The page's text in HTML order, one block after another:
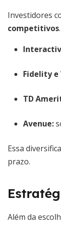
Investidores
competitivos
Fidelity e
TD
Avenue:
Essa
prazo.
Além da